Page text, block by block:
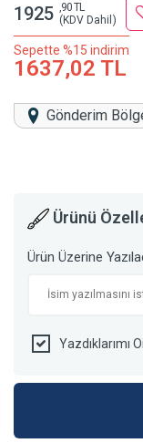
1925 ,90 TL
(KDV Dahil)
Sepette %15 indirim
1637,02 TL
Gönderim
Ürünü
Ürün Üzerine
Yazdıklarımı